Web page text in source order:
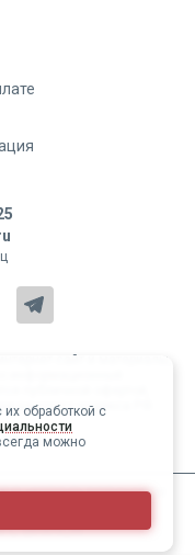
обработкой с
можно
сайт и материалы,
публичной офертой,
кодекса РФ.
ИСПОЛЬЗОВАНИЕМ
И
С ВРАЧОМ